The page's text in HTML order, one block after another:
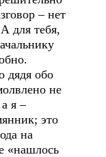
– нет
для тебя,
дядя обо
не
я –
это
на
«нашлось